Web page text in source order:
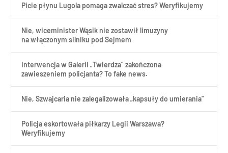
Picie płynu Lugola pomaga zwalczać stres? Weryfikujemy
Nie, wiceminister Wąsik nie zostawił limuzyny
na włączonym silniku pod Sejmem
Interwencja w Galerii „Twierdza” zakończona
zawieszeniem policjanta? To fake news.
Nie, Szwajcaria nie zalegalizowała „kapsuły do umierania”
Policja eskortowała piłkarzy Legii Warszawa?
Weryfikujemy